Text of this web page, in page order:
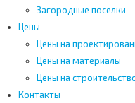
Загородные поселки
Цены
Цены на
Цены на материалы
Цены на
Контакты